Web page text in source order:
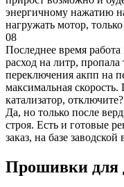
энергичному нажатию
нагружать мотор,
08
Последнее время
расход на литр,
переключения акпп на
максимальная
катализатор, отключите?
Да, но только после
строя. Есть и готовые
заказ, на базе заводской
Прошивки для